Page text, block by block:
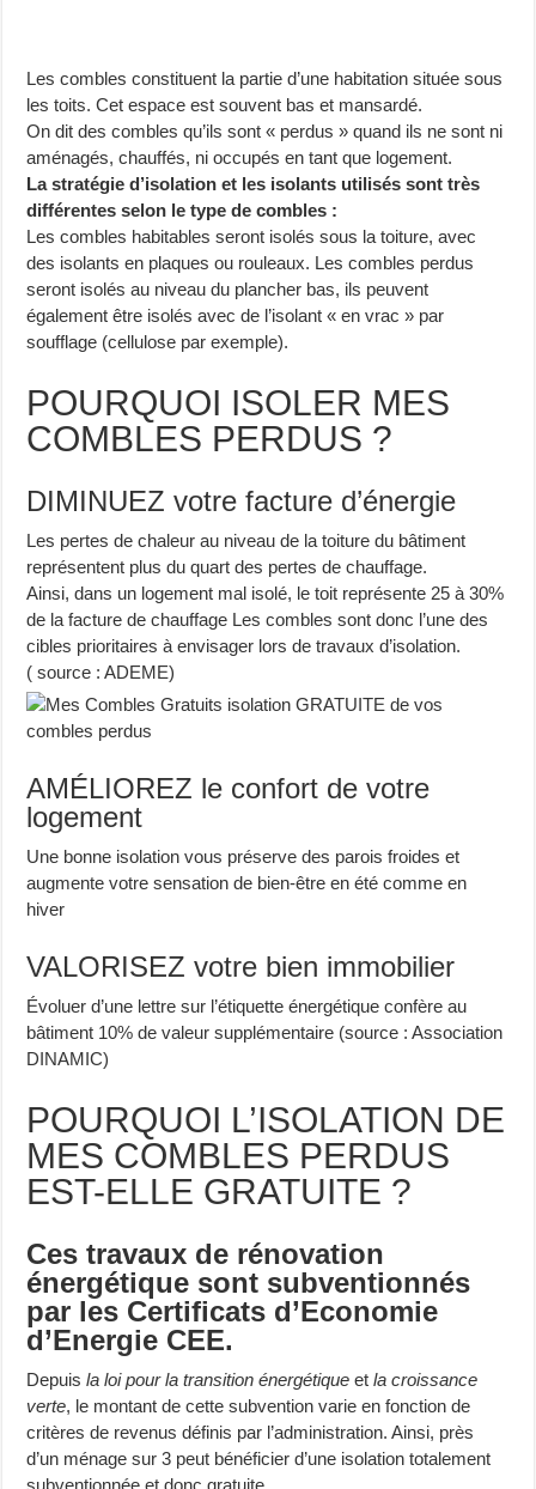
Les combles constituent la partie d’une habitation située sous
les toits. Cet espace est souvent bas et mansardé.
On dit des combles qu’ils sont « perdus » quand ils ne sont ni
aménagés, chauffés, ni occupés en tant que logement.
La stratégie d’isolation et les isolants utilisés sont très
différentes selon le type de combles :
Les combles habitables seront isolés sous la toiture, avec
des isolants en plaques ou rouleaux. Les combles perdus
seront isolés au niveau du plancher bas, ils peuvent
également être isolés avec de l’isolant « en vrac » par
soufflage (cellulose par exemple).
POURQUOI ISOLER MES
COMBLES PERDUS ?
DIMINUEZ votre facture d’énergie
Les pertes de chaleur au niveau de la toiture du bâtiment
représentent plus du quart des pertes de chauffage.
Ainsi, dans un logement mal isolé, le toit représente 25 à 30%
de la facture de chauffage Les combles sont donc l’une des
cibles prioritaires à envisager lors de travaux d’isolation.
( source : ADEME)
AMÉLIOREZ le confort de votre
logement
Une bonne isolation vous préserve des parois froides et
augmente votre sensation de bien-être en été comme en
hiver
VALORISEZ votre bien immobilier
Évoluer d’une lettre sur l’étiquette énergétique confère au
bâtiment 10% de valeur supplémentaire (source : Association
DINAMIC)
POURQUOI L’ISOLATION DE
MES COMBLES PERDUS
EST-ELLE GRATUITE ?
Ces travaux de rénovation
énergétique sont subventionnés
par les Certificats d’Economie
d’Energie CEE.
Depuisla loi pour la transition énergétique etla croissance
verte, le montant de cette subvention varie en fonction de
critères de revenus définis par l’administration. Ainsi, près
d’un ménage sur 3 peut bénéficier d’une isolation totalement
subventionnée et donc gratuite.